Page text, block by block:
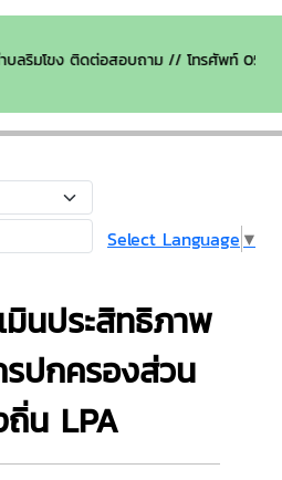
ริมโขง ติดต่อสอบถาม // โทรศัพท์ 053-
Select Language ▼
มินประสิทธิภาพ
ปกครองส่วน
น LPA